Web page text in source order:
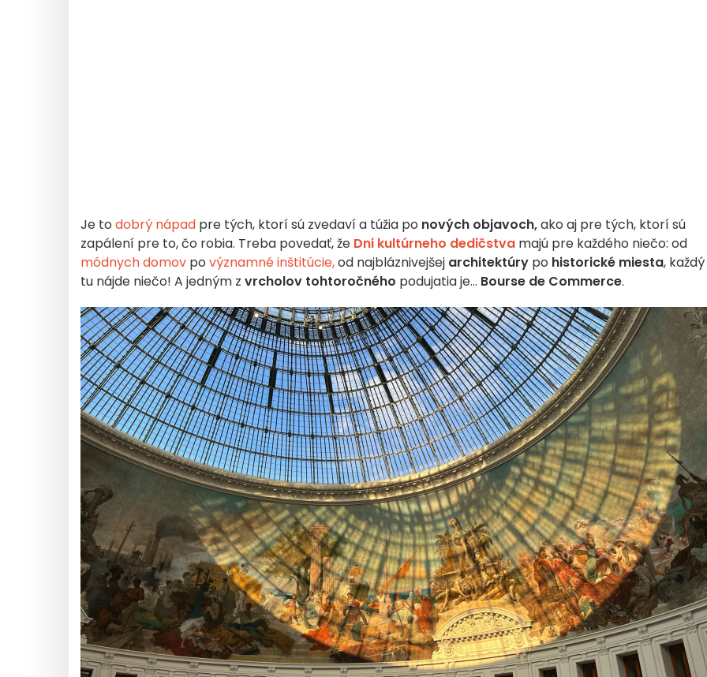
Je to dobrý nápad pre tých, ktorí sú zvedaví a túžia po nových objavoch,ako aj pre tých, ktorí sú
zapálení pre to, čo robia. Treba povedať, že Dni kultúrneho dedičstva majú pre každého niečo: od
módnych domov po významné inštitúcie,od najbláznivejšej architektúry po historické miesta, každý
tu nájde niečo! A jedným z vrcholov tohtoročného podujatia je... Bourse de Commerce.